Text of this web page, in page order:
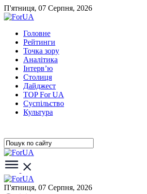
П'ятниця, 07 Серпня, 2026
Головне
Рейтинги
Точка зору
Аналітика
Інтерв’ю
Столиця
Дайджест
TOP For UA
Суспiльство
Культура
П'ятниця, 07 Серпня, 2026